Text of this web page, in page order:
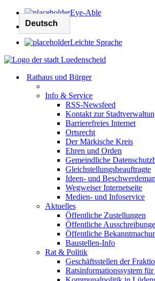
Eye-Able
Leichte Sprache
Rathaus und Bürger
Info & Service
RSS-Newsfeed
Kontakt zur
Barrierefreies Internet
Ortsrecht
Der Märkische Kreis
Ehren und Orden
Gemeindliche
Gleichstellungsbeauftragte
Ideen- und
Wegweiser Internetseite
Medien- und Infoservice
Aktuelles
Öffentliche Zustellungen
Öffentliche
Öffentliche
Baustellen-Info
Rat & Politik
Geschäftsstellen der
Ratsinformationssystem